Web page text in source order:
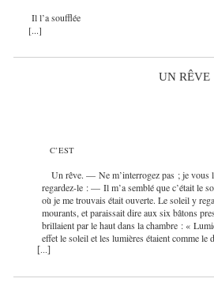
Il l’a soufflée
[...]
UN RÊVE
C’EST
Un rêve. — Ne m’interrogez pas ; je vous
regardez-le : — Il m’a semblé que c’était le
où je me trouvais était ouverte. Le soleil y
mourants, et paraissait dire aux six bâtons
brillaient par le haut dans la chambre : «
effet le soleil et les lumières étaient comme le
[...]